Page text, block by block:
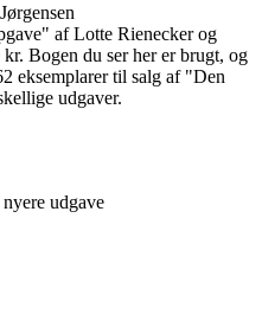
af Lotte Rienecker og
Bogen du ser her er brugt, og
eksemplarer til salg af "Den
udgaver.
udgave